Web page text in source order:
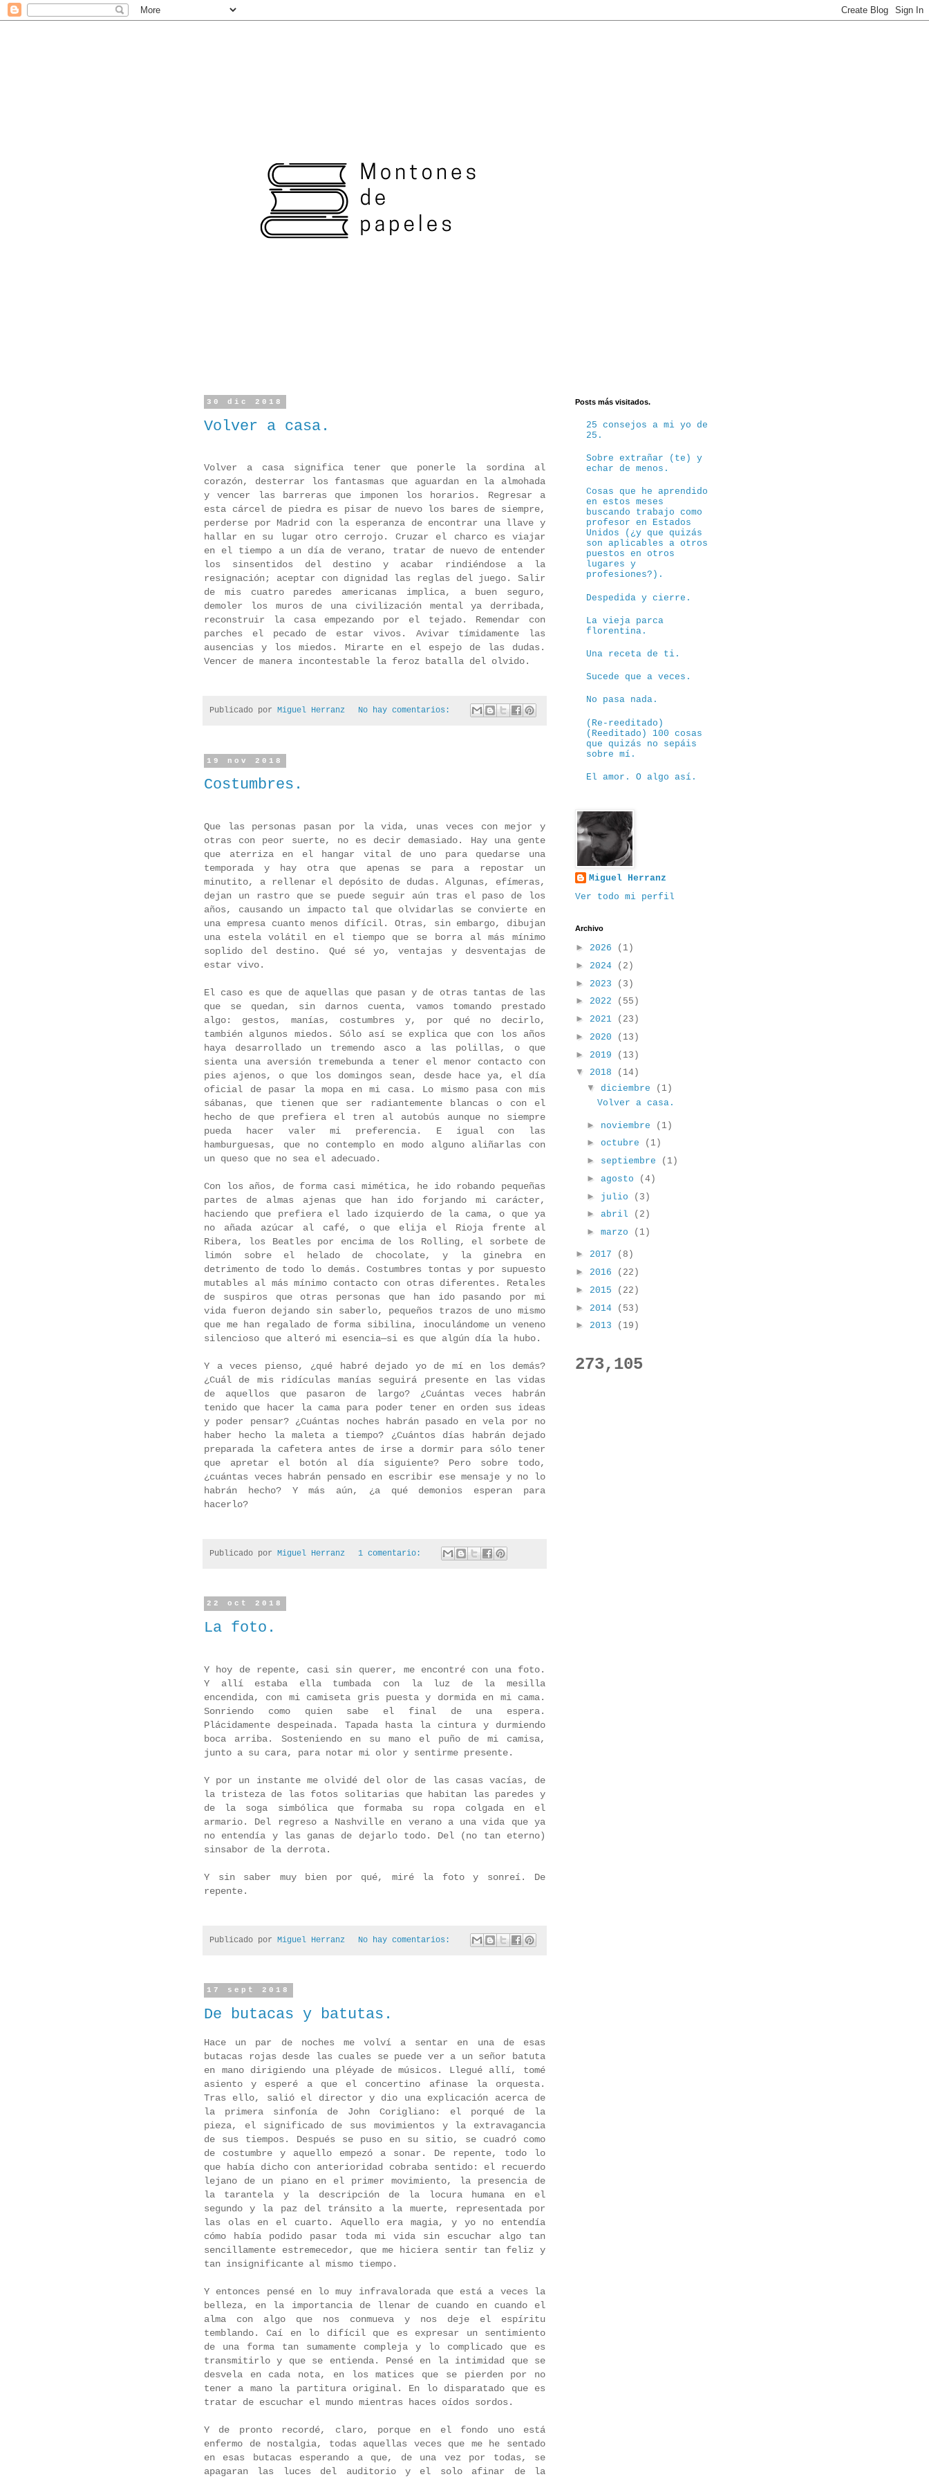
30 dic 2018
Volver a casa.
Volver a casa significa tener que ponerle la sordina al
corazón, desterrar los fantasmas que aguardan en la almohada
y vencer las barreras que imponen los horarios. Regresar a
esta cárcel de piedra es pisar de nuevo los bares de siempre,
perderse por Madrid con la esperanza de encontrar una llave y
hallar en su lugar otro cerrojo. Cruzar el charco es viajar
en el tiempo a un día de verano, tratar de nuevo de entender
los sinsentidos del destino y acabar rindiéndose a la
resignación; aceptar con dignidad las reglas del juego. Salir
de mis cuatro paredes americanas implica, a buen seguro,
demoler los muros de una civilización mental ya derribada,
reconstruir la casa empezando por el tejado. Remendar con
parches el pecado de estar vivos. Avivar tímidamente las
ausencias y los miedos. Mirarte en el espejo de las dudas.
Vencer de manera incontestable la feroz batalla del olvido.
Publicado por Miguel Herranz No hay comentarios:
19 nov 2018
Costumbres.
Que las personas pasan por la vida, unas veces con mejor y
otras con peor suerte, no es decir demasiado. Hay una gente
que aterriza en el hangar vital de uno para quedarse una
temporada y hay otra que apenas se para a repostar un
minutito, a rellenar el depósito de dudas. Algunas, efímeras,
dejan un rastro que se puede seguir aún tras el paso de los
años, causando un impacto tal que olvidarlas se convierte en
una empresa cuanto menos difícil. Otras, sin embargo, dibujan
una estela volátil en el tiempo que se borra al más mínimo
soplido del destino. Qué sé yo, ventajas y desventajas de
estar vivo.
El caso es que de aquellas que pasan y de otras tantas de las
que se quedan, sin darnos cuenta, vamos tomando prestado
algo: gestos, manías, costumbres y, por qué no decirlo,
también algunos miedos. Sólo así se explica que con los años
haya desarrollado un tremendo asco a las polillas, o que
sienta una aversión tremebunda a tener el menor contacto con
pies ajenos, o que los domingos sean, desde hace ya, el día
oficial de pasar la mopa en mi casa. Lo mismo pasa con mis
sábanas, que tienen que ser radiantemente blancas o con el
hecho de que prefiera el tren al autobús aunque no siempre
pueda hacer valer mi preferencia. E igual con las
hamburguesas, que no contemplo en modo alguno aliñarlas con
un queso que no sea el adecuado.
Con los años, de forma casi mimética, he ido robando pequeñas
partes de almas ajenas que han ido forjando mi carácter,
haciendo que prefiera el lado izquierdo de la cama, o que ya
no añada azúcar al café, o que elija el Rioja frente al
Ribera, los Beatles por encima de los Rolling, el sorbete de
limón sobre el helado de chocolate, y la ginebra en
detrimento de todo lo demás. Costumbres tontas y por supuesto
mutables al más mínimo contacto con otras diferentes. Retales
de suspiros que otras personas que han ido pasando por mi
vida fueron dejando sin saberlo, pequeños trazos de uno mismo
que me han regalado de forma sibilina, inoculándome un veneno
silencioso que alteró mi esencia—si es que algún día la hubo.
Y a veces pienso, ¿qué habré dejado yo de mí en los demás?
¿Cuál de mis ridículas manías seguirá presente en las vidas
de aquellos que pasaron de largo? ¿Cuántas veces habrán
tenido que hacer la cama para poder tener en orden sus ideas
y poder pensar? ¿Cuántas noches habrán pasado en vela por no
haber hecho la maleta a tiempo? ¿Cuántos días habrán dejado
preparada la cafetera antes de irse a dormir para sólo tener
que apretar el botón al día siguiente? Pero sobre todo,
¿cuántas veces habrán pensado en escribir ese mensaje y no lo
habrán hecho? Y más aún, ¿a qué demonios esperan para
hacerlo?
Publicado por Miguel Herranz 1 comentario:
22 oct 2018
La foto.
Y hoy de repente, casi sin querer, me encontré con una foto.
Y allí estaba ella tumbada con la luz de la mesilla
encendida, con mi camiseta gris puesta y dormida en mi cama.
Sonriendo como quien sabe el final de una espera.
Plácidamente despeinada. Tapada hasta la cintura y durmiendo
boca arriba. Sosteniendo en su mano el puño de mi camisa,
junto a su cara, para notar mi olor y sentirme presente.
Y por un instante me olvidé del olor de las casas vacías, de
la tristeza de las fotos solitarias que habitan las paredes y
de la soga simbólica que formaba su ropa colgada en el
armario. Del regreso a Nashville en verano a una vida que ya
no entendía y las ganas de dejarlo todo. Del (no tan eterno)
sinsabor de la derrota.
Y sin saber muy bien por qué, miré la foto y sonreí. De
repente.
Publicado por Miguel Herranz No hay comentarios:
17 sept 2018
De butacas y batutas.
Hace un par de noches me volví a sentar en una de esas
butacas rojas desde las cuales se puede ver a un señor batuta
en mano dirigiendo una pléyade de músicos. Llegué allí, tomé
asiento y esperé a que el concertino afinase la orquesta.
Tras ello, salió el director y dio una explicación acerca de
la primera sinfonía de John Corigliano: el porqué de la
pieza, el significado de sus movimientos y la extravagancia
de sus tiempos. Después se puso en su sitio, se cuadró como
de costumbre y aquello empezó a sonar. De repente, todo lo
que había dicho con anterioridad cobraba sentido: el recuerdo
lejano de un piano en el primer movimiento, la presencia de
la tarantela y la descripción de la locura humana en el
segundo y la paz del tránsito a la muerte, representada por
las olas en el cuarto. Aquello era magia, y yo no entendía
cómo había podido pasar toda mi vida sin escuchar algo tan
sencillamente estremecedor, que me hiciera sentir tan feliz y
tan insignificante al mismo tiempo.
Y entonces pensé en lo muy infravalorada que está a veces la
belleza, en la importancia de llenar de cuando en cuando el
alma con algo que nos conmueva y nos deje el espíritu
temblando. Caí en lo difícil que es expresar un sentimiento
de una forma tan sumamente compleja y lo complicado que es
transmitirlo y que se entienda. Pensé en la intimidad que se
desvela en cada nota, en los matices que se pierden por no
tener a mano la partitura original. En lo disparatado que es
tratar de escuchar el mundo mientras haces oídos sordos.
Y de pronto recordé, claro, porque en el fondo uno está
enfermo de nostalgia, todas aquellas veces que me he sentado
en esas butacas esperando a que, de una vez por todas, se
apagaran las luces del auditorio y el solo afinar de la
Posts más visitados.
25 consejos a mi yo de
25.
Sobre extrañar (te) y
echar de menos.
Cosas que he aprendido
en estos meses
buscando trabajo como
profesor en Estados
Unidos (¿y que quizás
son aplicables a otros
puestos en otros
lugares y
profesiones?).
Despedida y cierre.
La vieja parca
florentina.
Una receta de ti.
Sucede que a veces.
No pasa nada.
(Re-reeditado)
(Reeditado) 100 cosas
que quizás no sepáis
sobre mí.
El amor. O algo así.
Miguel Herranz
Ver todo mi perfil
Archivo
► 2026
(1)
► 2024
(2)
► 2023
(3)
► 2022
(55)
► 2021
(23)
► 2020
(13)
► 2019
(13)
▼ 2018
(14)
▼ diciembre
(1)
Volver a casa.
► noviembre
(1)
► octubre
(1)
► septiembre
(1)
► agosto
(4)
► julio
(3)
► abril
(2)
► marzo (1)
► 2017
(8)
► 2016
(22)
► 2015
(22)
► 2014
(53)
► 2013 (19)
273,105